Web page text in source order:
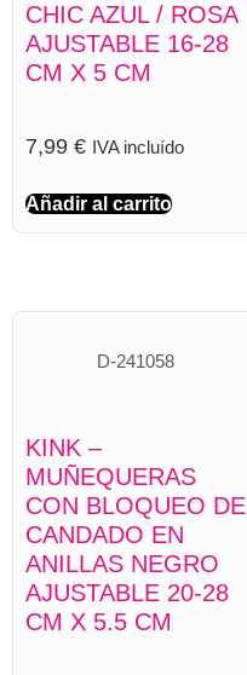
CHIC AZUL / ROSA
AJUSTABLE 16-28
CM X 5 CM
7,99 € IVA incluído
Añadir al carrito
D-241058
KINK –
MUÑEQUERAS
CON BLOQUEO DE
CANDADO EN
ANILLAS NEGRO
AJUSTABLE 20-28
CM X 5.5 CM